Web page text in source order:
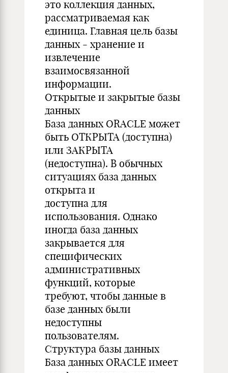
это коллекция данных,
рассматриваемая как
единица. Главная цель базы
данных - хранение и
извлечение
взаимосвязанной
информации.
Открытые и закрытые базы
данных
База данных ORACLE может
быть ОТКРЫТА (доступна)
или ЗАКРЫТА
(недоступна). В обычных
ситуациях база данных
открыта и
доступна для
использования. Однако
иногда база данных
закрывается для
специфических
административных
функций, которые
требуют, чтобы данные в
базе данных были
недоступны
пользователям.
Структура базы данных
База данных ORACLE имеет